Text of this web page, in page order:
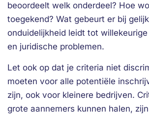
beoordeelt welk onderdeel? Hoe
toegekend? Wat gebeurt er bij
onduidelijkheid leidt tot
en juridische problemen.
Let ook op dat je criteria niet
moeten voor alle potentiële
zijn, ook voor kleinere bedrijven.
grote aannemers kunnen halen,